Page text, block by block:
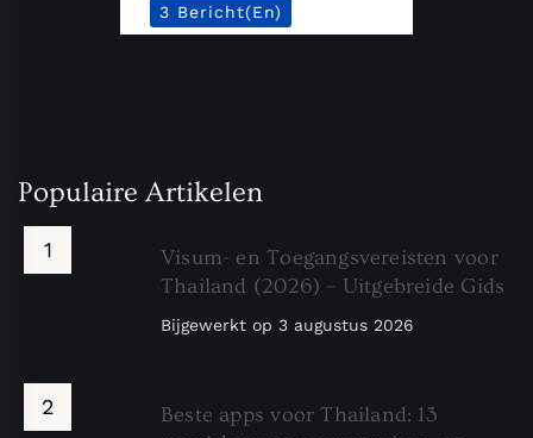
3 Bericht(en)
Populaire Artikelen
Visum- en Toegangsvereisten voor
Thailand (2026) – Uitgebreide Gids
Bijgewerkt op 3 augustus 2026
Beste apps voor Thailand: 13